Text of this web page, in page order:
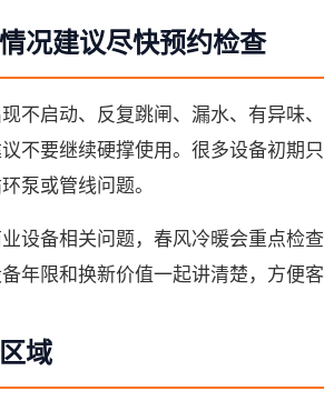
况建议尽快预约检查
不启动、反复跳闸、漏水、有异味
不要继续硬撑使用。很多设备初期
泵或管线问题。
设备相关问题，春风冷暖会重点检
年限和换新价值一起讲清楚，方便客
域